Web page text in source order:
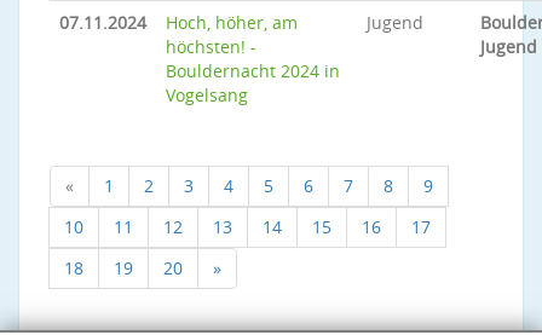
07.11.2024
Hoch, höher, am
höchsten! -
Bouldernacht 2024 in
Vogelsang
Jugend
Jugend
« 1 2 3 4 5 6 7 8
9
10
11 12 13 14 15 16
17
18
19 20 »